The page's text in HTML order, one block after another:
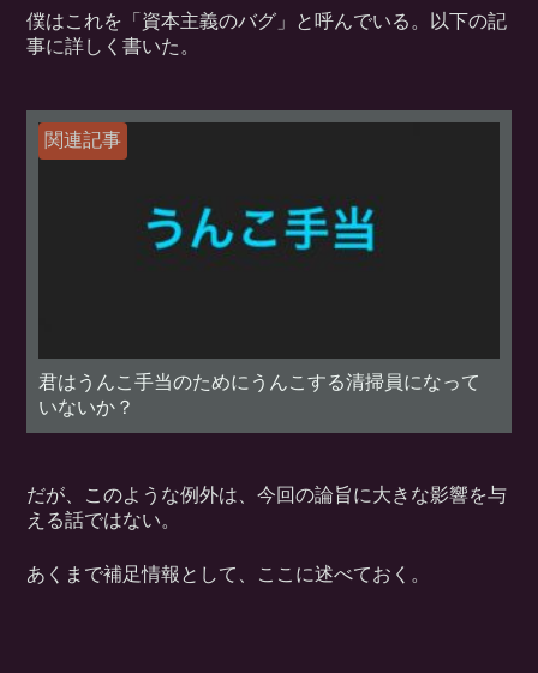
僕はこれを「資本主義のバグ」と呼んでいる。以下の記
事に詳しく書いた。
関連記事
君はうんこ手当のためにうんこする清掃員になって
いないか？
だが、このような例外は、今回の論旨に大きな影響を与
える話ではない。
あくまで補足情報として、ここに述べておく。